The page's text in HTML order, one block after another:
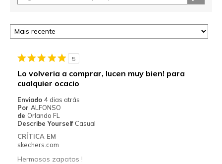
5
Lo volveria a comprar, lucen muy bien! para
cualquier ocacio
Enviado 4 dias atrás
Por ALFONSO
de Orlando FL
Describe Yourself Casual
CRÍTICA EM
skechers.com
Hermosos zapatos !